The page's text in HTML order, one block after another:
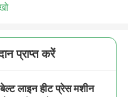
प्राप्त करें
बेल्ट लाइन हीट प्रेस मशीन